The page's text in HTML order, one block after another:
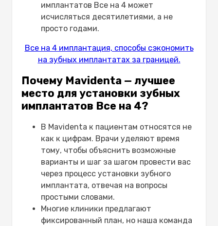
имплантатов Все на 4 может
исчисляться десятилетиями, а не
просто годами.
Все на 4 имплантация, способы сэкономить
на зубных имплантатах за границей.
Почему Mavidenta — лучшее
место для установки зубных
имплантатов Все на 4?
В Mavidenta к пациентам относятся не
как к цифрам. Врачи уделяют время
тому, чтобы объяснить возможные
варианты и шаг за шагом провести вас
через процесс установки зубного
имплантата, отвечая на вопросы
простыми словами.
Многие клиники предлагают
фиксированный план, но наша команда